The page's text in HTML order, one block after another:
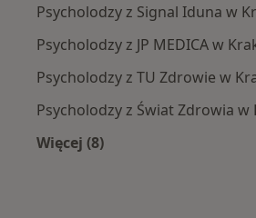
Psycholodzy z Signal Iduna w
Psycholodzy z JP MEDICA w
Psycholodzy z TU Zdrowie w
Psycholodzy z Świat Zdrowia w
Więcej (8)